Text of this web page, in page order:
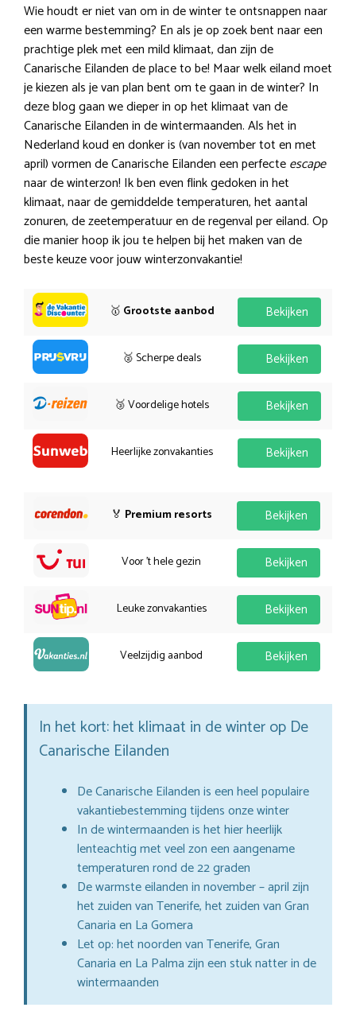
Wie houdt er niet van om in de winter te ontsnappen naar
een warme bestemming? En als je op zoek bent naar een
prachtige plek met een mild klimaat, dan zijn de
Canarische Eilanden de place to be! Maar welk eiland moet
je kiezen als je van plan bent om te gaan in de winter? In
deze blog gaan we dieper in op het klimaat van de
Canarische Eilanden in de wintermaanden. Als het in
Nederland koud en donker is (van november tot en met
april) vormen de Canarische Eilanden een perfecteescape
naar de winterzon! Ik ben even flink gedoken in het
klimaat, naar de gemiddelde temperaturen, het aantal
zonuren, de zeetemperatuur en de regenval per eiland. Op
die manier hoop ik jou te helpen bij het maken van de
beste keuze voor jouw winterzonvakantie!
🥇 Grootste aanbod Bekijken
🥈 Scherpe deals Bekijken
🥉 Voordelige hotels Bekijken
Heerlijke zonvakanties Bekijken
🏅 Premium resorts Bekijken
Voor 't hele gezin Bekijken
Leuke zonvakanties Bekijken
Veelzijdig aanbod Bekijken
In het kort: het klimaat in de winter op De
Canarische Eilanden
De Canarische Eilanden is een heel populaire
vakantiebestemming tijdens onze winter
In de wintermaanden is het hier heerlijk
lenteachtig met veel zon een aangename
temperaturen rond de 22 graden
De warmste eilanden in november – april zijn
het zuiden van Tenerife, het zuiden van Gran
Canaria en La Gomera
Let op: het noorden van Tenerife, Gran
Canaria en La Palma zijn een stuk natter in de
wintermaanden